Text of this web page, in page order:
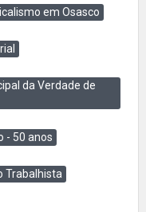
em Osasco
da Verdade de
- 50 anos
Trabalhista